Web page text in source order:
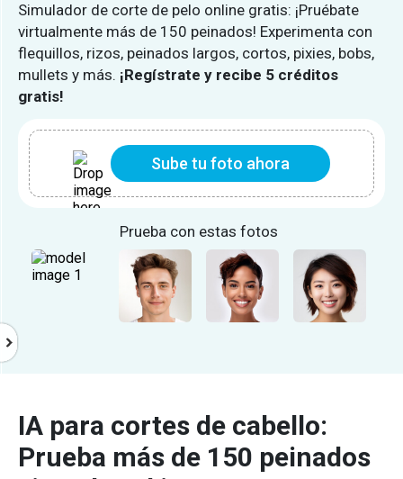
Simulador de corte de pelo online gratis: ¡Pruébate
virtualmente más de 150 peinados! Experimenta con
flequillos, rizos, peinados largos, cortos, pixies, bobs,
mullets y más. ¡Regístrate y recibe 5 créditos
gratis!
Sube tu foto ahora
Prueba con estas fotos
IA para cortes de cabello:
Prueba más de 150 peinados